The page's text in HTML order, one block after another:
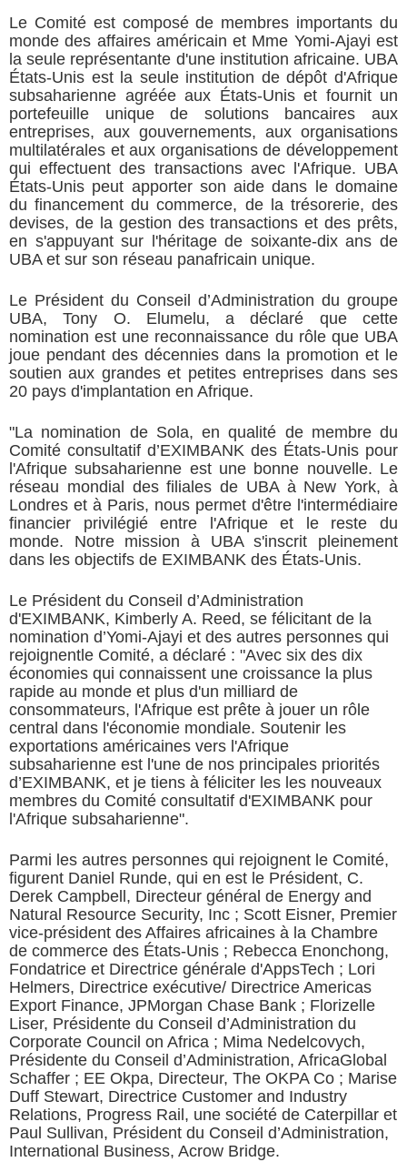
Le Comité est composé de membres importants du
monde des affaires américain et Mme Yomi-Ajayi est
la seule représentante d'une institution africaine. UBA
États-Unis est la seule institution de dépôt d'Afrique
subsaharienne agréée aux États-Unis et fournit un
portefeuille unique de solutions bancaires aux
entreprises, aux gouvernements, aux organisations
multilatérales et aux organisations de développement
qui effectuent des transactions avec l'Afrique. UBA
États-Unis peut apporter son aide dans le domaine
du financement du commerce, de la trésorerie, des
devises, de la gestion des transactions et des prêts,
en s'appuyant sur l'héritage de soixante-dix ans de
UBA et sur son réseau panafricain unique.
Le Président du Conseil d’Administration du groupe
UBA, Tony O. Elumelu, a déclaré que cette
nomination est une reconnaissance du rôle que UBA
joue pendant des décennies dans la promotion et le
soutien aux grandes et petites entreprises dans ses
20 pays d'implantation en Afrique.
"La nomination de Sola, en qualité de membre du
Comité consultatif d’EXIMBANK des États-Unis pour
l'Afrique subsaharienne est une bonne nouvelle. Le
réseau mondial des filiales de UBA à New York, à
Londres et à Paris, nous permet d'être l'intermédiaire
financier privilégié entre l'Afrique et le reste du
monde. Notre mission à UBA s'inscrit pleinement
dans les objectifs de EXIMBANK des États-Unis.
Le Président du Conseil d’Administration
d'EXIMBANK, Kimberly A. Reed, se félicitant de la
nomination d’Yomi-Ajayi et des autres personnes qui
rejoignentle Comité, a déclaré : "Avec six des dix
économies qui connaissent une croissance la plus
rapide au monde et plus d'un milliard de
consommateurs, l'Afrique est prête à jouer un rôle
central dans l'économie mondiale. Soutenir les
exportations américaines vers l'Afrique
subsaharienne est l'une de nos principales priorités
d’EXIMBANK, et je tiens à féliciter les les nouveaux
membres du Comité consultatif d'EXIMBANK pour
l'Afrique subsaharienne".
Parmi les autres personnes qui rejoignent le Comité,
figurent Daniel Runde, qui en est le Président, C.
Derek Campbell, Directeur général de Energy and
Natural Resource Security, Inc ; Scott Eisner, Premier
vice-président des Affaires africaines à la Chambre
de commerce des États-Unis ; Rebecca Enonchong,
Fondatrice et Directrice générale d'AppsTech ; Lori
Helmers, Directrice exécutive/ Directrice Americas
Export Finance, JPMorgan Chase Bank ; Florizelle
Liser, Présidente du Conseil d’Administration du
Corporate Council on Africa ; Mima Nedelcovych,
Présidente du Conseil d’Administration, AfricaGlobal
Schaffer ; EE Okpa, Directeur, The OKPA Co ; Marise
Duff Stewart, Directrice Customer and Industry
Relations, Progress Rail, une société de Caterpillar et
Paul Sullivan, Président du Conseil d’Administration,
International Business, Acrow Bridge.